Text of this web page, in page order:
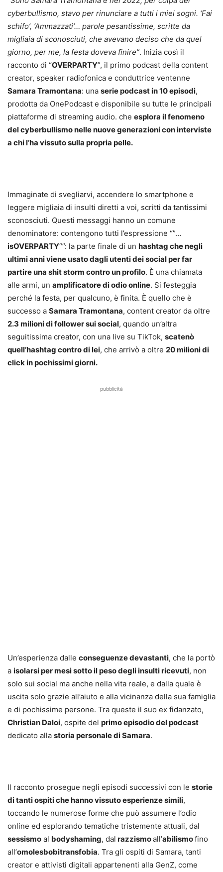
cyberbullismo, stavo per rinunciare a tutti i miei sogni. ‘Fai
schifo’, ‘Ammazzati’… parole pesantissime, scritte da
migliaia di sconosciuti, che avevano deciso che da quel
giorno, per me, la festa doveva finire”. Inizia così il
racconto di “OVERPARTY”, il primo podcast della content
creator, speaker radiofonica e conduttrice ventenne
Samara Tramontana: una serie podcast in 10 episodi,
prodotta da OnePodcast e disponibile su tutte le principali
piattaforme di streaming audio. che esplora il fenomeno
del cyberbullismo nelle nuove generazioni con interviste
a chi l’ha vissuto sulla propria pelle.
Immaginate di svegliarvi, accendere lo smartphone e
leggere migliaia di insulti diretti a voi, scritti da tantissimi
sconosciuti. Questi messaggi hanno un comune
denominatore: contengono tutti l’espressione “”…
isOVERPARTY“”: la parte finale di un hashtag che negli
ultimi anni viene usato dagli utenti dei social per far
partire una shit storm contro un profilo. È una chiamata
alle armi, un amplificatore di odio online. Si festeggia
perché la festa, per qualcuno, è finita. È quello che è
successo a Samara Tramontana, content creator da oltre
2.3 milioni di follower sui social, quando un’altra
seguitissima creator, con una live su TikTok, scatenò
quell’hashtag contro di lei, che arrivò a oltre 20 milioni di
click in pochissimi giorni.
pubblicità
Un’esperienza dalle conseguenze devastanti, che la portò
a isolarsi per mesi sotto il peso degli insulti ricevuti, non
solo sui social ma anche nella vita reale, e dalla quale è
uscita solo grazie all’aiuto e alla vicinanza della sua famiglia
e di pochissime persone. Tra queste il suo ex fidanzato,
Christian Daloi, ospite del primo episodio del podcast
dedicato alla storia personale di Samara.
Il racconto prosegue negli episodi successivi con le storie
di tanti ospiti che hanno vissuto esperienze simili,
toccando le numerose forme che può assumere l’odio
online ed esplorando tematiche tristemente attuali, dal
sessismo al bodyshaming, dal razzismoall’abilismofino
all’omolesbobitransfobia. Tra gli ospiti di Samara, tanti
creator e attivisti digitali appartenenti alla GenZ, come